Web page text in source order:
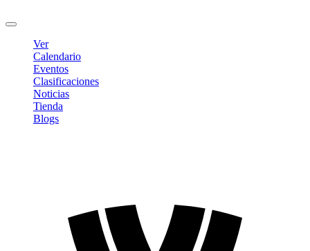
Ver
Calendario
Eventos
Clasificaciones
Noticias
Tienda
Blogs